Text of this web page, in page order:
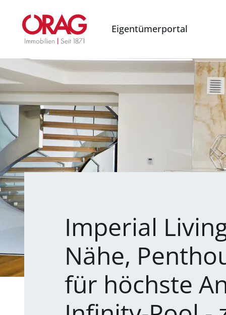
Eigentümerportal
Imperial
Nähe,
für höchste